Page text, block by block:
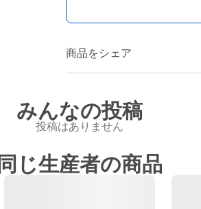
商品をシェア
みんなの投稿
投稿はありません
同じ生産者の商品